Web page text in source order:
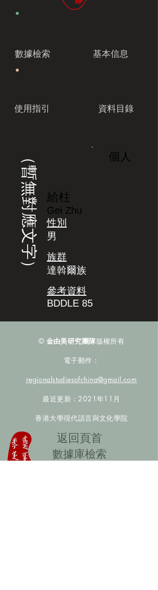
數據檢索 基本信息
使用指引 資料目錄
（暫無對應文字） 個人
給柱
Gei Zhu
性別
男
族群
達斡爾族
參考資料
BDDLE 85
© 金由美研究團隊版權所有
電子郵件：
regionalstudiesofchina@gmail.com
最近更新：2021年11月
香港大學現代語言與文化學院
​返回頁首
數據庫檢索